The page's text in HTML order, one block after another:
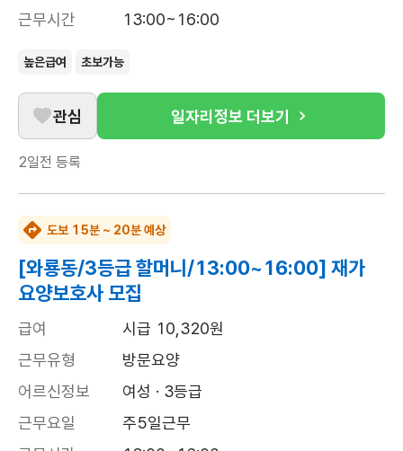
근무시간
13:00~16:00
높은급여 초보가능
관심 일자리정보 더보기
2일전 등록
도보 15분 ~ 20분 예상
[와룡동/3등급 할머니/13:00~16:00] 재가
요양보호사 모집
급여
시급 10,320원
근무유형
방문요양
어르신정보
여성 · 3등급
근무요일
주5일근무